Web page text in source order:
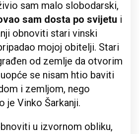
sam malo slobodarski,
sam dosta po svijetu i
obnoviti stari vinski
mojoj obitelji. Stari
od zemlje da otvorim
se nisam htio baviti
i zemljom, nego
je Vinko Šarkanji.
u izvornom obliku,